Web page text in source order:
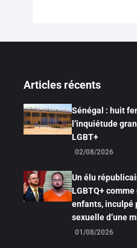
Articles récents
Sénégal : huit
l’inquiétude
LGBT+
02/08/2026
Un élu
LGBTQ+
enfants,
sexuelle d’une
01/08/2026